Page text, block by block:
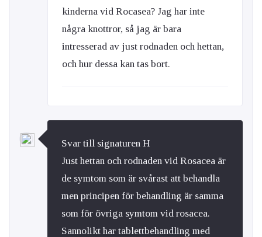
kinderna vid Rocasea? Jag har inte
några knottror, så jag är bara
intresserad av just rodnaden och hettan,
och hur dessa kan tas bort.
Svar till signaturen H
Just hettan och rodnaden vid Rosacea är
de symtom som är svårast att behandla
men principen för behandling är samma
som för övriga symtom vid rosacea.
Sannolikt har tablettbehandling med